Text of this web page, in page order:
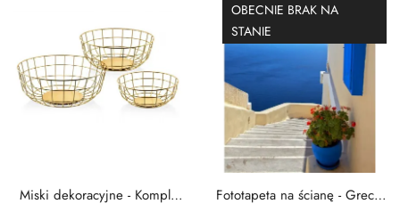
Miski dekoracyjne - Komplet
OBECNIE BRAK NA
STANIE
Fototapeta na ścianę - Grecja